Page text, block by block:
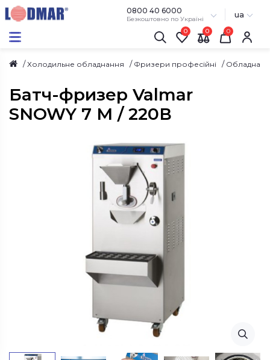
0800 40 6000
Безкоштовно по Україні ua
0 0
Холодильне обладнання Фризери професійні
Батч-фризер Valmar
SNOWY 7 M / 220В